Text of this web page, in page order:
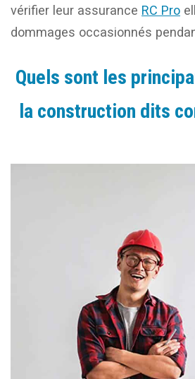
vérifier leur assurance RC Pro
dommages occasionnés
Quels sont les
la construction dits